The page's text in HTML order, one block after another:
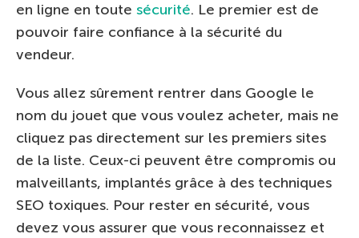
en ligne en toute sécurité. Le premier est de
pouvoir faire confiance à la sécurité du
vendeur.
Vous allez sûrement rentrer dans Google le
nom du jouet que vous voulez acheter, mais ne
cliquez pas directement sur les premiers sites
de la liste. Ceux-ci peuvent être compromis ou
malveillants, implantés grâce à des techniques
SEO toxiques. Pour rester en sécurité, vous
devez vous assurer que vous reconnaissez et